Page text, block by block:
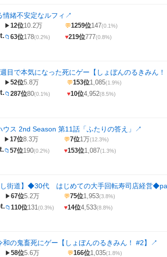
情緒不安定なルフィ ↗
▶12位10.2万 💬1259位147(0.1%)
📁 63位178(0.2%) ♥219位777(0.8%)
目で本気になった死にゲー【しょぼんのるきみん！
▶52位5.8万 💬153位1,085(1.9%)
📁 287位80(0.1%) ♥10位4,952(8.5%)
ウス 2nd Season 第11話「ふたりの答え」 ↗
▶17位8.3万 💬7位1万(12.3%)
📁 57位190(0.2%) ♥153位1,087(1.3%)
し街道】◆30代 はじめての大手回転寿司店経営
▶67位5.2万 💬75位1,953(3.8%)
📁 110位131(0.3%) ♥14位4,533(8.8%)
和の鬼畜死にゲー【しょぼんのるきみん！ #2】 ↗
▶58位5.6万 💬166位1,035(1.8%)